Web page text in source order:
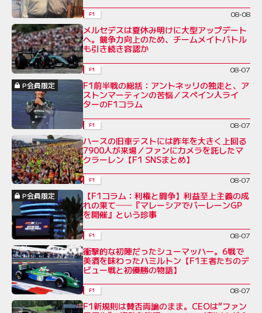
F1 08-08
メルセデスは夏休み明けに大型アップデート
へ。競争力向上のため、チームメイトバトル
も引き続き容認か
F1
08-07
P会員限定
F1前半戦の総括：アントネッリの独走と、ア
ストンマーティンの苦悩／スペイン人ライ
ターのF1コラム
F1 08-07
ハースの旧車テストには昨年を大きく上回る
7900人が来場／ファンにカメラを託したマ
クラーレン【F1 SNSまとめ】
F1
08-07
P会員限定
【F1コラム：利権と闘争】利益至上主義の成
れの果て──『マレーシアでバーレーンGP
を開催』という珍事
F1 08-07
衝撃的な初陣だったシューマッハー。6戦で
美酒を味わったハミルトン【F1王者たちのデ
ビュー戦と初優勝の物語】
F1 08-07
F1新規則は賛否両論のまま。CEOは“ファン